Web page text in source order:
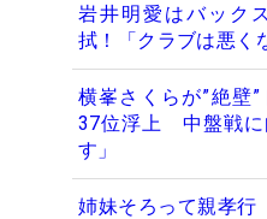
岩井明愛はバック
拭！「クラブは悪く
横峯さくらが”絶壁
37位浮上 中盤戦に
す」
姉妹そろって親孝